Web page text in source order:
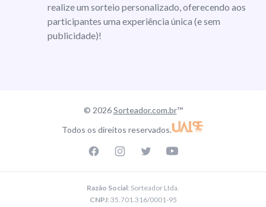
realize um sorteio personalizado, oferecendo aos
participantes uma experiência única (e sem
publicidade)!
© 2026Sorteador.com.br™
Todos os direitos reservados.
Razão Social: Sorteador Ltda.
CNPJ: 35.701.316/0001-95